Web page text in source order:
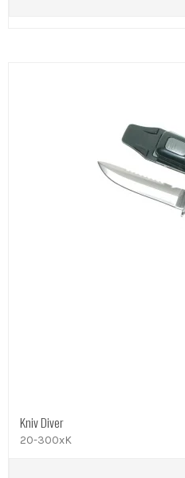
Kniv Diver
20-300xK